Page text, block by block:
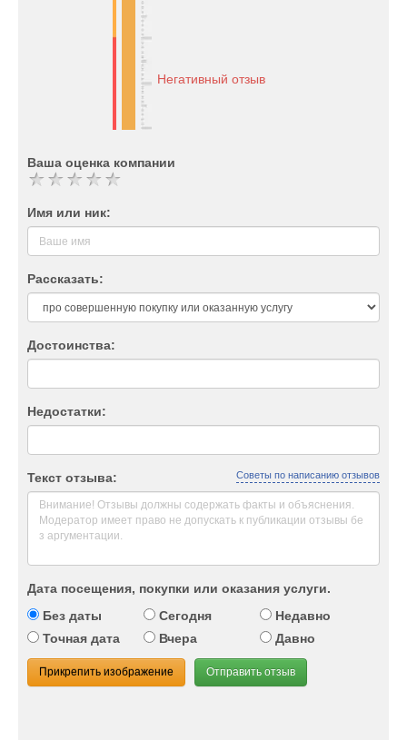
Негативный отзыв
Ваша оценка компании
Имя или ник:
Рассказать:
Достоинства:
Недостатки:
Текст отзыва: Советы по написанию отзывов
Дата посещения, покупки или оказания услуги.
Без даты
Сегодня
Недавно
Точная дата
Вчера Давно
Прикрепить изображение Отправить отзыв